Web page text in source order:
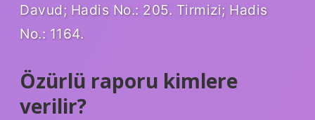
Davud; Hadis No.: 205. Tirmizi; Hadis
No.: 1164.
Özürlü raporu kimlere
verilir?